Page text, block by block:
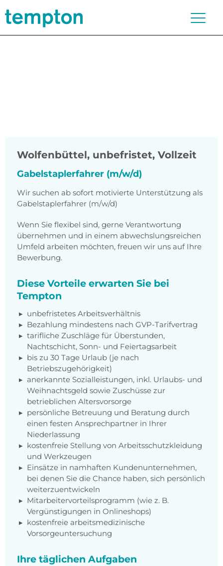
Wolfenbüttel, unbefristet, Vollzeit
Gabelstaplerfahrer (m/w/d)
Wir suchen ab sofort motivierte Unterstützung als
Gabelstaplerfahrer (m/w/d)
Wenn Sie flexibel sind, gerne Verantwortung
übernehmen und in einem abwechslungsreichen
Umfeld arbeiten möchten, freuen wir uns auf Ihre
Bewerbung.
Diese Vorteile erwarten Sie bei
Tempton
unbefristetes Arbeitsverhältnis
Bezahlung mindestens nach GVP-Tarifvertrag
tarifliche Zuschläge für Überstunden,
Nachtschicht, Sonn- und Feiertagsarbeit
bis zu 30 Tage Urlaub (je nach
Betriebszugehörigkeit)
anerkannte Sozialleistungen, inkl. Urlaubs- und
Weihnachtsgeld sowie Zuschüsse zur
betrieblichen Altersvorsorge
persönliche Betreuung und Beratung durch
einen festen Ansprechpartner in Ihrer
Niederlassung
kostenfreie Stellung von Arbeitsschutzkleidung
und Werkzeugen
Einsätze in namhaften Kundenunternehmen,
bei denen Sie die Chance haben, sich persönlich
weiterzuentwickeln
Mitarbeitervorteilsprogramm (wie z. B.
Vergünstigungen in Onlineshops)
kostenfreie arbeitsmedizinische
Vorsorgeuntersuchung
Ihre täglichen Aufgaben